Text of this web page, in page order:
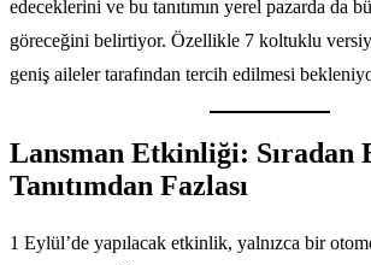
edeceklerini ve bu tanıtımın yerel pazarda da
göreceğini belirtiyor. Özellikle 7 koltuklu
geniş aileler tarafından tercih edilmesi
Lansman Etkinliği: Sıradan
Tanıtımdan Fazlası
1 Eylül’de yapılacak etkinlik, yalnızca bir